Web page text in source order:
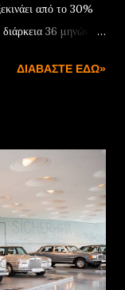
από το 30%
36 μηνών
χρηματοδότησης, ο
με
ως προκαταβολή για
το Jeep
δικό σας με
Compass e-Hybrid
€361 αντίστοιχα.
ΔΙΑΒΆΣΤΕ ΕΔΏ»